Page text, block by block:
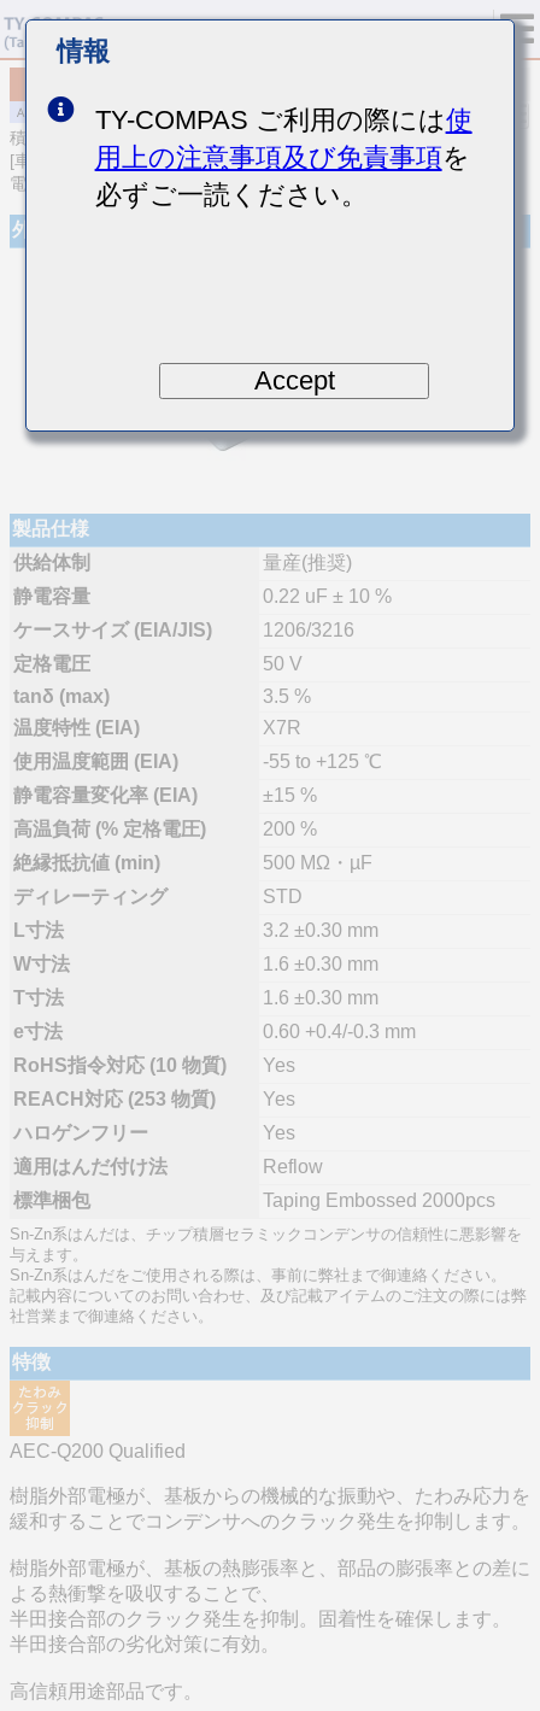
積層セラミックコンデンサ
[車載パワートレイン/セーフティ用 (AEC-Q200 Qualified) 樹脂外部
電極品積層セラミックコンデンサ(高誘電率系)]
外観
製品仕様
供給体制
量産(推奨)
静電容量
0.22 uF ± 10 %
ケースサイズ (EIA/JIS)
1206/3216
定格電圧
50 V
tanδ (max)
3.5 %
温度特性 (EIA)
X7R
使用温度範囲 (EIA)
-55 to +125 ℃
静電容量変化率 (EIA)
±15 %
高温負荷 (% 定格電圧)
200 %
絶縁抵抗値 (min)
500 MΩ・µF
ディレーティング
STD
L寸法
3.2 ±0.30 mm
W寸法
1.6 ±0.30 mm
T寸法
1.6 ±0.30 mm
e寸法
0.60 +0.4/-0.3 mm
RoHS指令対応 (10 物質)
Yes
REACH対応 (253 物質)
Yes
ハロゲンフリー
Yes
適用はんだ付け法
Reflow
標準梱包
Taping Embossed 2000pcs
Sn-Zn系はんだは、チップ積層セラミックコンデンサの信頼性に悪影響を
与えます。
Sn-Zn系はんだをご使用される際は、事前に弊社まで御連絡ください。
記載内容についてのお問い合わせ、及び記載アイテムのご注文の際には弊
社営業まで御連絡ください。
特徴
AEC-Q200 Qualified
樹脂外部電極が、基板からの機械的な振動や、たわみ応力を
緩和することでコンデンサへのクラック発生を抑制します。
樹脂外部電極が、基板の熱膨張率と、部品の膨張率との差に
よる熱衝撃を吸収することで、
半田接合部のクラック発生を抑制。固着性を確保します。
半田接合部の劣化対策に有効。
高信頼用途部品です。
情報
TY-COMPAS ご利用の際には使
用上の注意事項及び免責事項を
必ずご一読ください。
Accept